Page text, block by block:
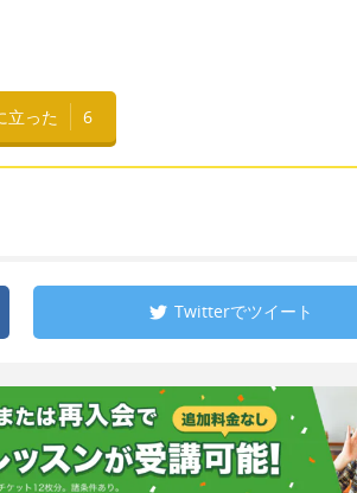
立った 6
Twitterでツイート